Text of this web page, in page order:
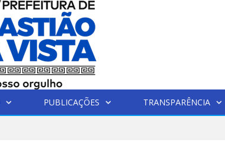
PUBLICAÇÕES TRANSPARÊNCIA